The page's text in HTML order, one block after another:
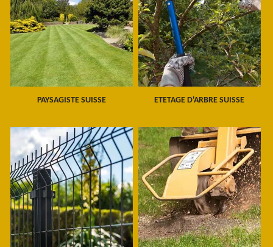
PAYSAGISTE SUISSE ETETAGE D'ARBRE SUISSE